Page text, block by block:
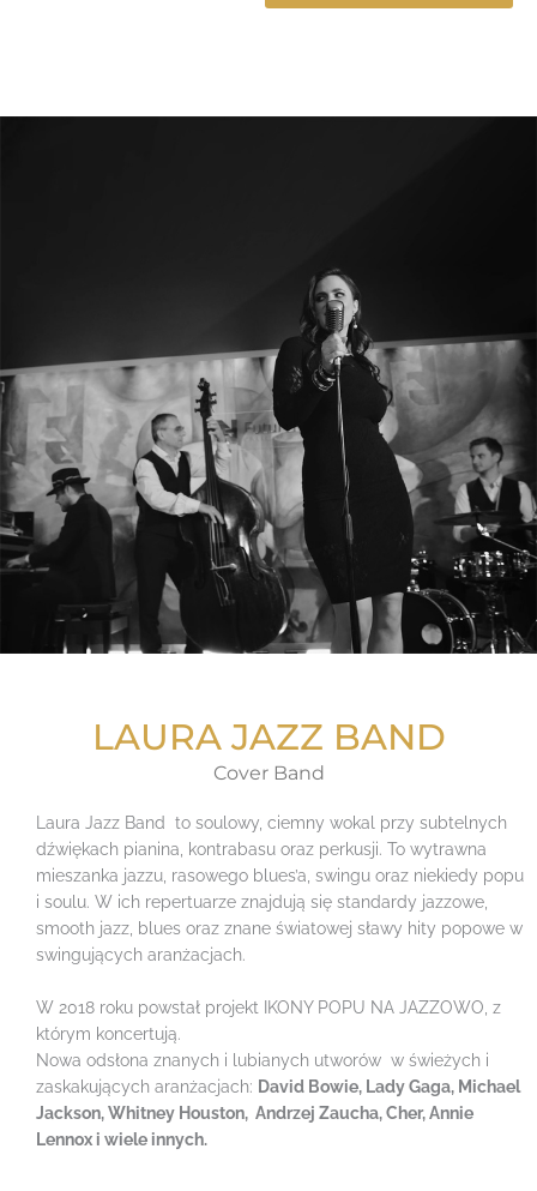
LAURA JAZZ BAND
Cover Band
Laura Jazz Band to soulowy, ciemny wokal przy subtelnych
dźwiękach pianina, kontrabasu oraz perkusji. To wytrawna
mieszanka jazzu, rasowego blues’a, swingu oraz niekiedy popu
i soulu. W ich repertuarze znajdują się standardy jazzowe,
smooth jazz, blues oraz znane światowej sławy hity popowe w
swingujących aranżacjach.
W 2018 roku powstał projekt IKONY POPU NA JAZZOWO, z
którym koncertują.
Nowa odsłona znanych i lubianych utworów w świeżych i
zaskakujących aranżacjach: David Bowie, Lady Gaga, Michael
Jackson, Whitney Houston, Andrzej Zaucha, Cher, Annie
Lennox i wiele innych.